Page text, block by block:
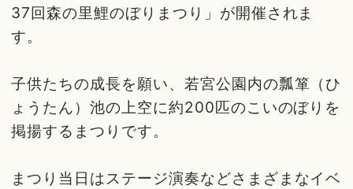
37回森の里鯉のぼりまつり」が開催されま
す。
子供たちの成長を願い、若宮公園内の瓢箪（ひ
ょうたん）池の上空に約200匹のこいのぼりを
掲揚するまつりです。
まつり当日はステージ演奏などさまざまなイベ